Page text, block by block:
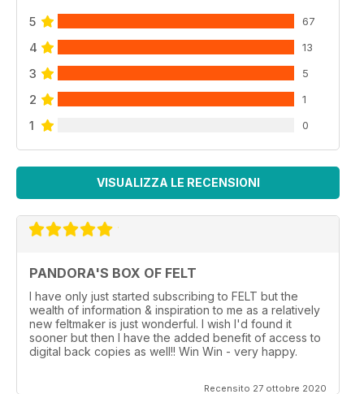
5 67
4 13
3 5
2 1
1 0
VISUALIZZA LE RECENSIONI
PANDORA'S BOX OF FELT
I have only just started subscribing to FELT but the
wealth of information & inspiration to me as a relatively
new feltmaker is just wonderful. I wish I'd found it
sooner but then I have the added benefit of access to
digital back copies as well!! Win Win - very happy.
Recensito 27 ottobre 2020